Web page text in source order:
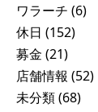
ワラーチ (6)
休日 (152)
募金 (21)
店舗情報 (52)
未分類(68)